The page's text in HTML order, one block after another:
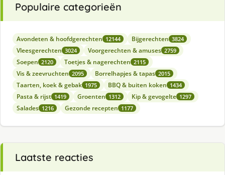
Populaire categorieën
Avondeten & hoofdgerechten 12144 Bijgerechten 3824
Vleesgerechten 3024 Voorgerechten & amuses 2759
Soepen 2120 Toetjes & nagerechten 2115
Vis & zeevruchten 2095 Borrelhapjes & tapas 2015
Taarten, koek & gebak 1975 BBQ & buiten koken 1434
Pasta & rijst 1419 Groenten 1312 Kip & gevogelte 1297
Salades 1216 Gezonde recepten 1177
Laatste reacties